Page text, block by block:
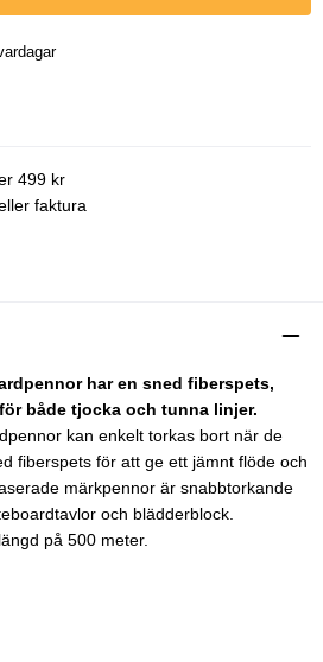
499 kr
faktura
har en sned fiberspets,
både tjocka och tunna linjer.
kan enkelt torkas bort när de
fiberspets för att ge ett jämnt flöde och
märkpennor är snabbtorkande
och blädderblock.
på 500 meter.